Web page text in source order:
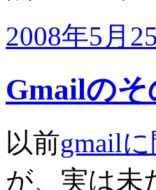
2008年5月
Gmailのそ
以前gmail
が、実は未